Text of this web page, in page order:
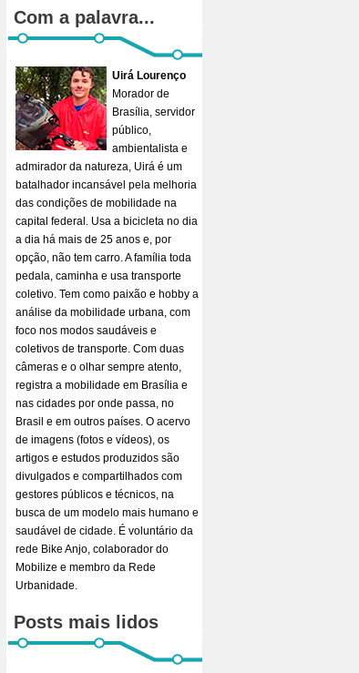
Com a palavra...
Uirá Lourenço
Morador de
Brasília, servidor
público,
ambientalista e
admirador da natureza, Uirá é um
batalhador incansável pela melhoria
das condições de mobilidade na
capital federal. Usa a bicicleta no dia
a dia há mais de 25 anos e, por
opção, não tem carro. A família toda
pedala, caminha e usa transporte
coletivo. Tem como paixão e hobby a
análise da mobilidade urbana, com
foco nos modos saudáveis e
coletivos de transporte. Com duas
câmeras e o olhar sempre atento,
registra a mobilidade em Brasília e
nas cidades por onde passa, no
Brasil e em outros países. O acervo
de imagens (fotos e vídeos), os
artigos e estudos produzidos são
divulgados e compartilhados com
gestores públicos e técnicos, na
busca de um modelo mais humano e
saudável de cidade. É voluntário da
rede Bike Anjo, colaborador do
Mobilize e membro da Rede
Urbanidade.
Posts mais lidos